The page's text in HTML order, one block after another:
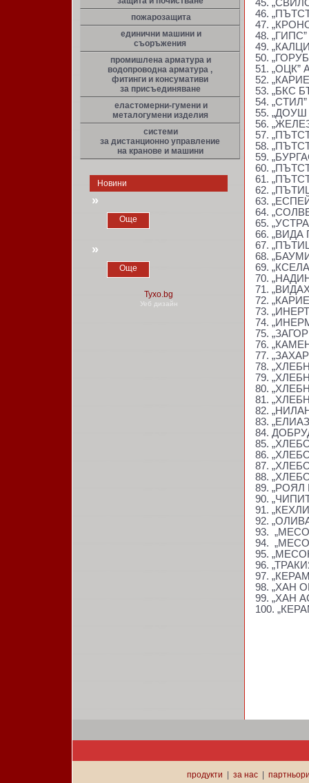
пожарозащита
единични машини и
съоръжения
промишлена арматура и
водопроводна арматура ,
фитинги и консумативи
за присъединяване
еластомерни-гумени и
металогумени изделия
системи
за дистанционно управление
на кранове и машини
Новини
»
Още
»
Още
Уеб дизайн
45.
46.
47.
48.
49.
50.
51.
52.
53. „БКС
54.
55.
56.
57.
58.
59.
60.
61.
62.
63.
64.
65.
66.
67.
68.
69.
70.
71.
72.
73.
74.
75.
76.
77.
78.
79.
80.
81.
82.
83.
84.
85.
86.
87.
88.
89.
90.
91.
92.
93.
94.
95.
96.
97.
98. „ХАН
99. „ХАН
100.
продукти за нас|